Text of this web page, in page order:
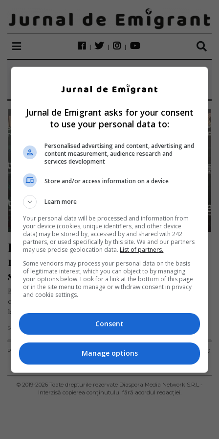
KOVACS
Dramatica poveste a actriței
românce din Spania care trăia pe
străzi când a ajuns în această țară
Bianca Kovacs, una dintre cele mai apreciate actrițe și
comediante românce din Spania, a avut un parcurs uluitor, de
la…
Scris de Mihai Diaconu - sâmbătă, 2 august 2025
PUBLICITATE
UTILIZARE
POLITICA DE
CONFIDENȚIALITATE
POLITICA PRIVIND
COOKIES
© 2019-2026 Toate drepturile rezervate Diaspora Media Network S.R.L -
Interzisă copierea conținutului fără acordul redacției.
Jurnal de Emigrant asks for your consent
to use your personal data to:
Personalised advertising and content, advertising and
content measurement, audience research and
services development
Store and/or access information on a device
Learn more
Your personal data will be processed and information from
your device (cookies, unique identifiers, and other device
data) may be stored by, accessed by and shared with 242
partners, or used specifically by this site. We and our partners
may use precise geolocation data. List of partners.
Some vendors may process your personal data on the basis
of legitimate interest, which you can object to by managing
your options below. Look for a link at the bottom of this page
or in the site menu to manage or withdraw consent in privacy
and cookie settings.
Consent
Manage options